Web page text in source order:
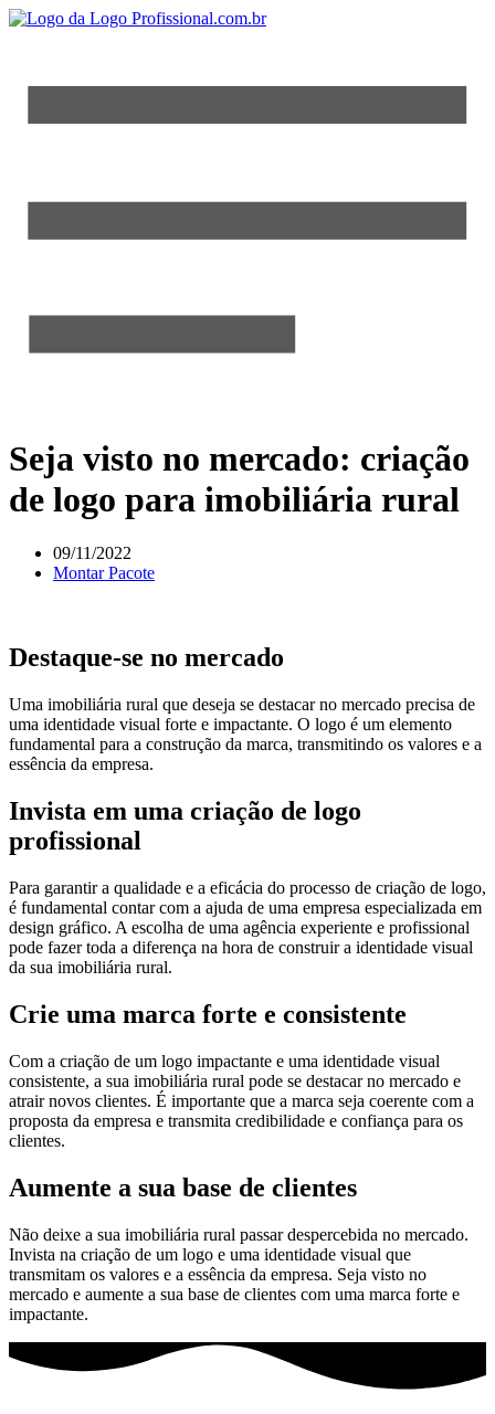
Seja visto no mercado: criação
de logo para imobiliária rural
09/11/2022
Montar Pacote
Destaque-se no mercado
Uma imobiliária rural que deseja se destacar no mercado precisa de
uma identidade visual forte e impactante. O logo é um elemento
fundamental para a construção da marca, transmitindo os valores e a
essência da empresa.
Invista em uma criação de logo
profissional
Para garantir a qualidade e a eficácia do processo de criação de logo,
é fundamental contar com a ajuda de uma empresa especializada em
design gráfico. A escolha de uma agência experiente e profissional
pode fazer toda a diferença na hora de construir a identidade visual
da sua imobiliária rural.
Crie uma marca forte e consistente
Com a criação de um logo impactante e uma identidade visual
consistente, a sua imobiliária rural pode se destacar no mercado e
atrair novos clientes. É importante que a marca seja coerente com a
proposta da empresa e transmita credibilidade e confiança para os
clientes.
Aumente a sua base de clientes
Não deixe a sua imobiliária rural passar despercebida no mercado.
Invista na criação de um logo e uma identidade visual que
transmitam os valores e a essência da empresa. Seja visto no
mercado e aumente a sua base de clientes com uma marca forte e
impactante.